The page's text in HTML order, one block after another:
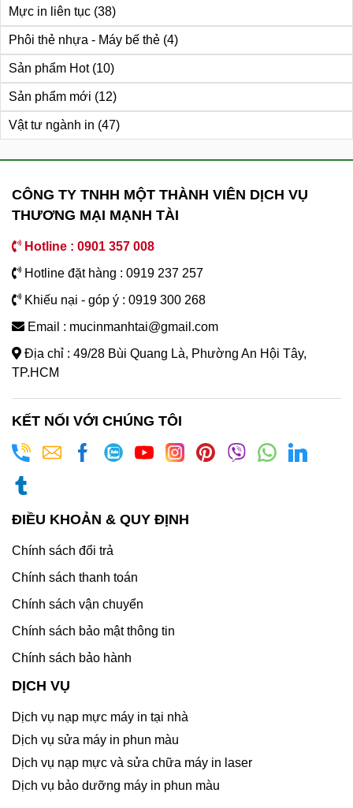
Mực in liên tục (38)
Phôi thẻ nhựa - Máy bế thẻ (4)
Sản phẩm Hot (10)
Sản phẩm mới (12)
Vật tư ngành in (47)
CÔNG TY TNHH MỘT THÀNH VIÊN DỊCH VỤ
THƯƠNG MẠI MẠNH TÀI
Hotline : 0901 357 008
Hotline đặt hàng : 0919 237 257
Khiếu nại - góp ý : 0919 300 268
Email : mucinmanhtai@gmail.com
Địa chỉ : 49/28 Bùi Quang Là, Phường An Hội Tây,
TP.HCM
KẾT NỐI VỚI CHÚNG TÔI
ĐIỀU KHOẢN & QUY ĐỊNH
Chính sách đổi trả
Chính sách thanh toán
Chính sách vận chuyển
Chính sách bảo mật thông tin
Chính sách bảo hành
DỊCH VỤ
Dịch vụ nạp mực máy in tại nhà
Dịch vụ sửa máy in phun màu
Dịch vụ nạp mực và sửa chữa máy in laser
Dịch vụ bảo dưỡng máy in phun màu